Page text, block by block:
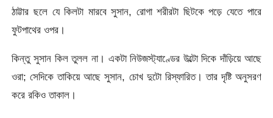
ঠাট্টার ছলে যে কিলটা মারবে সুসান, রোগা শরীরটা ছিটকে পড়ে যেতে পারে
ফুটপাথের ওপর।
কিন্তু সুসান কিল তুলল না। একটা নিউজস্ট্যাণ্ডের উল্টো দিকে দাঁড়িয়ে আছে
ওরা; সেদিকে তাকিয়ে আছে সুসান, চোখ দুটো রিস্ফারিত। তার দৃষ্টি অনুসরণ
করে রকিও তাকাল।